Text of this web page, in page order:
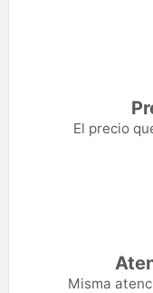
El precio
Misma